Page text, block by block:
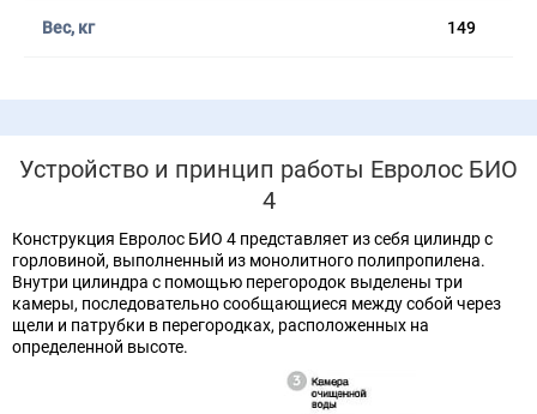
149
Устройство и принцип работы Евролос БИО
4
Конструкция Евролос БИО 4 представляет из себя цилиндр с
горловиной, выполненный из монолитного полипропилена.
Внутри цилиндра с помощью перегородок выделены три
камеры, последовательно сообщающиеся между собой через
щели и патрубки в перегородках, расположенных на
определенной высоте.